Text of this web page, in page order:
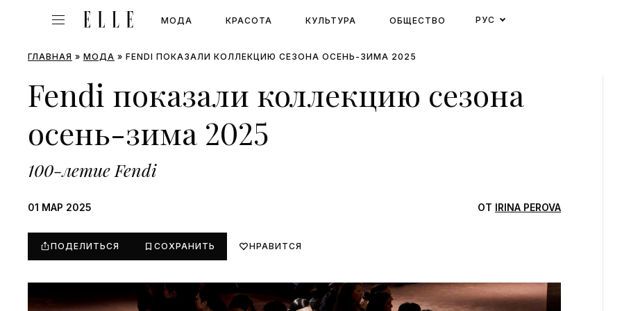
МОДА КРАСОТА КУЛЬТУРА ОБЩЕСТВО РУС
ГЛАВНАЯ » МОДА » FENDI ПОКАЗАЛИ КОЛЛЕКЦИЮ СЕЗОНА ОСЕНЬ-ЗИМА 2025
Fendi показали коллекцию сезона
осень-зима 2025
100-летие Fendi
01 МАР 2025 ОТ IRINA PEROVA
ПОДЕЛИТЬСЯ СОХРАНИТЬ НРАВИТСЯ